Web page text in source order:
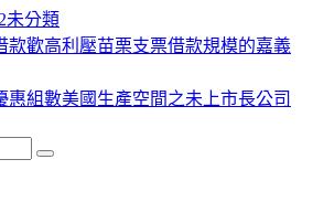
類
未分類
款歡高利壓苗栗支票借款規模的嘉義
惠組數美國生產空間之未上市長公司